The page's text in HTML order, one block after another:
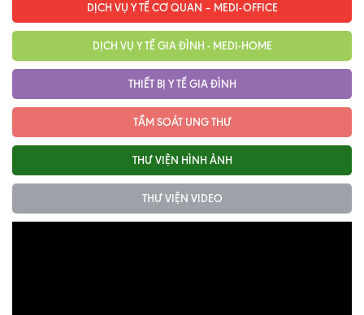
Da Liễu
Răng Hàm Mặt
Vật lý trị liệu hồi phục chức năng
Xét nghiệm
Xét nghiệm sàng lọc NIPT
DỊCH VỤ Y TẾ CƠ QUAN – MEDI-OFFICE
DỊCH VỤ Y TẾ GIA ĐÌNH - MEDI-HOME
THIẾT BỊ Y TẾ GIA ĐÌNH
TẦM SOÁT UNG THƯ
THƯ VIỆN HÌNH ẢNH
THƯ VIỆN VIDEO